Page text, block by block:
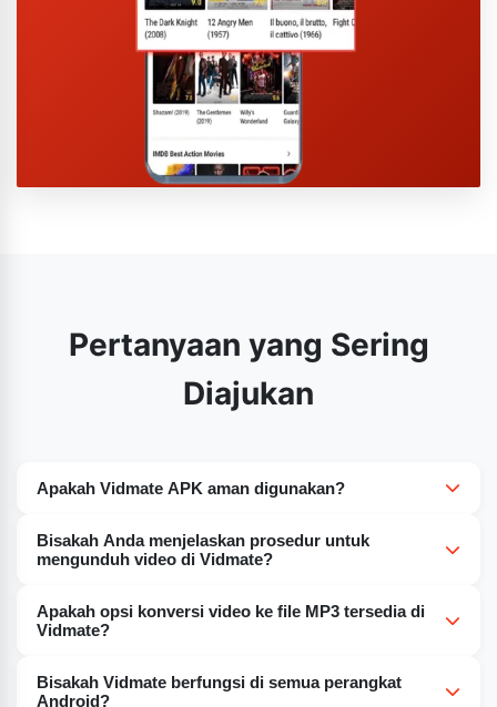
Pertanyaan yang Sering
Diajukan
Apakah Vidmate APK aman digunakan?
ini sering dianggap aman. Aplikasi seluler ini memiliki
dan proses pengunduhan aman.
Bisakah Anda menjelaskan prosedur untuk
mengunduh video di Vidmate?
Jalankan aplikasi di perangkat seluler Anda. Temukan
jelas dari antarmuka utama aplikasi. Ketik URL video
Apakah opsi konversi video ke file MP3 tersedia di
Vidmate?
inginkan.
Bisakah Vidmate berfungsi di semua perangkat
Android?